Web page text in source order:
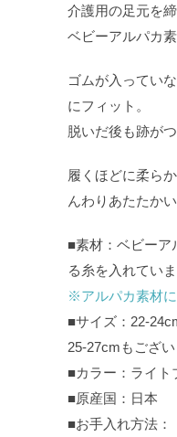
介護用の足元を
ベビーアルパカ
ゴムが入ってい
にフィット。
脱いだ後も跡がつ
履くほどに柔ら
んわりあたたかい
■素材：ベビーア
る糸を入れていま
※アルパカ素材
■サイズ：22-
25-27cmもござい
■カラー：ライト
■原産国：日本
■お手入れ方法：